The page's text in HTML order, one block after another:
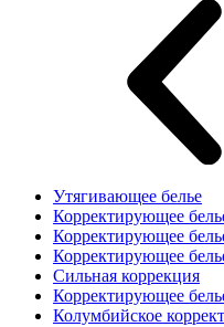
Утягивающее белье
Корректирующее
Корректирующее
Корректирующее
Сильная коррекция
Корректирующее
Колумбийское